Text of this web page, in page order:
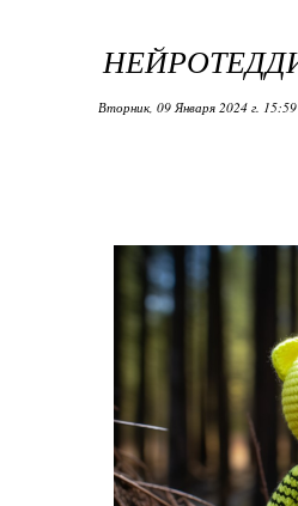
Вторник, 09 Января 2024 г.